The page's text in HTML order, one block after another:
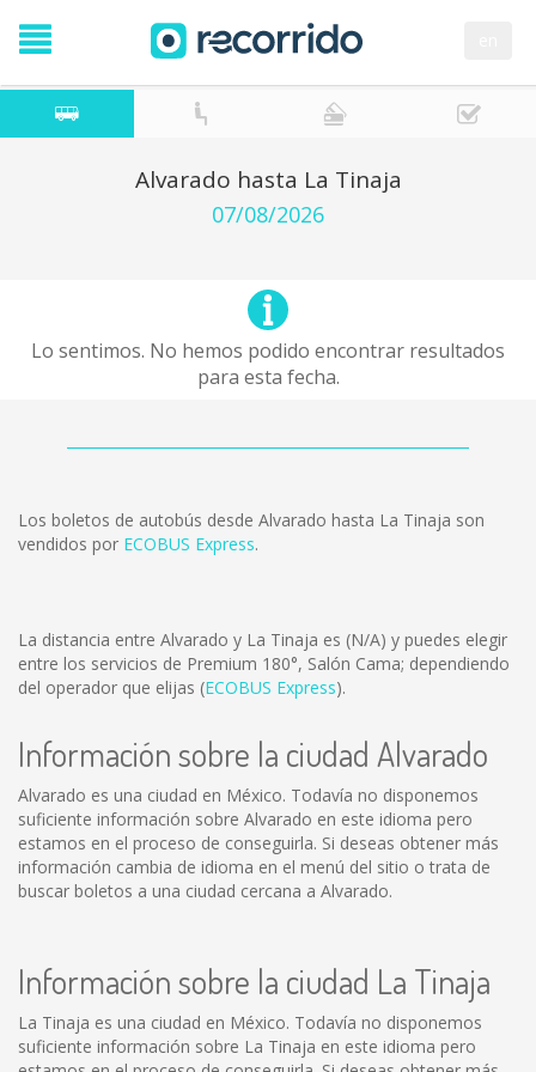
Alvarado hasta La Tinaja
07/08/2026
Lo sentimos. No hemos podido encontrar resultados
para esta fecha.
Los boletos de autobús desde Alvarado hasta La Tinaja son
vendidos por ECOBUS Express.
La distancia entre Alvarado y La Tinaja es (N/A) y puedes elegir
entre los servicios de Premium 180°, Salón Cama; dependiendo
del operador que elijas (ECOBUS Express).
Información sobre la ciudad Alvarado
Alvarado es una ciudad en México. Todavía no disponemos
suficiente información sobre Alvarado en este idioma pero
estamos en el proceso de conseguirla. Si deseas obtener más
información cambia de idioma en el menú del sitio o trata de
buscar boletos a una ciudad cercana a Alvarado.
Información sobre la ciudad La Tinaja
La Tinaja es una ciudad en México. Todavía no disponemos
suficiente información sobre La Tinaja en este idioma pero